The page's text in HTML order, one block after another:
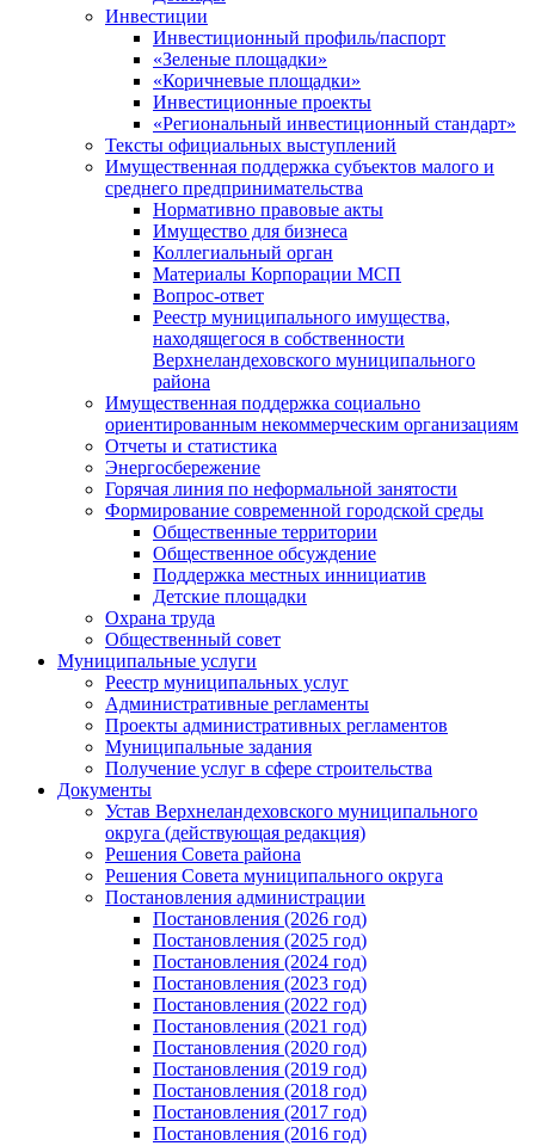
Инвестиции
Инвестиционный профиль/паспорт
«Зеленые площадки»
«Коричневые площадки»
Инвестиционные проекты
«Региональный инвестиционный стандарт»
Тексты официальных выступлений
Имущественная поддержка субъектов малого и
среднего предпринимательства
Нормативно правовые акты
Имущество для бизнеса
Коллегиальный орган
Материалы Корпорации МСП
Вопрос-ответ
Реестр муниципального имущества,
находящегося в собственности
Верхнеландеховского муниципального
района
Имущественная поддержка социально
ориентированным некоммерческим организациям
Отчеты и статистика
Энергосбережение
Горячая линия по неформальной занятости
Формирование современной городской среды
Общественные территории
Общественное обсуждение
Поддержка местных иннициатив
Детские площадки
Охрана труда
Общественный совет
Муниципальные услуги
Реестр муниципальных услуг
Административные регламенты
Проекты административных регламентов
Муниципальные задания
Получение услуг в сфере строительства
Документы
Устав Верхнеландеховского муниципального
округа (действующая редакция)
Решения Совета района
Решения Совета муниципального округа
Постановления администрации
Постановления (2026 год)
Постановления (2025 год)
Постановления (2024 год)
Постановления (2023 год)
Постановления (2022 год)
Постановления (2021 год)
Постановления (2020 год)
Постановления (2019 год)
Постановления (2018 год)
Постановления (2017 год)
Постановления (2016 год)